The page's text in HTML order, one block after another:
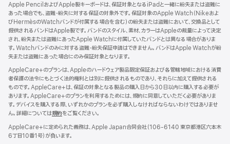
Apple PencilおよびApple製キーボードは、保証対象となるiPadと一緒に紛失または盗難に
あった場合でも、盗難・紛失に対する保証の対象外です。保証対象のApple Watch（Nikeおよ
びHermèsのWatchバンドが付属する場合を含む）の紛失または盗難において、交換品として
提供されるバンドはApple製です。バンドのスタイル、素材、カラーはAppleの裁量によって決定
され、紛失または盗難にあったApple Watchに付属していたバンドとは異なる場合がありま
す。Watchバンドのみに対する盗難・紛失保証申請はできません。バンドはApple Watchが紛
失または盗難にあった場合にのみ保証対象となります。
AppleCare+のプランは、Appleのハードウェア製品限定保証および各管轄地域における消費
者保護の法令にもとづく法的権利とは別に提供されるものであり、それらに加えて提供される
ものです。AppleCare+は、保証の対象となる製品の購入日から30日以内に購入する必要が
あります。AppleCare+のプランを利用するためには、規約に同意していただく必要がありま
す。デバイスを購入する際、いずれかのプランを必ず購入しなければならないわけではありませ
ん。詳細については規約（新
ウ
イ
をご覧ください。
AppleCare+に定められた義務は、Apple Japan合同会社（106-6140 東京都港区六本木
6丁目10番1号）が負いま す 。